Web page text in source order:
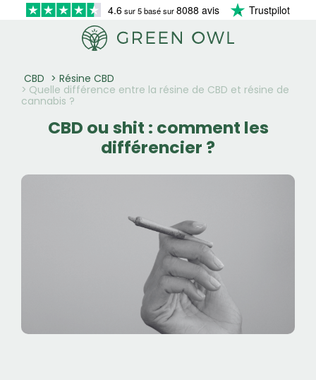
4.6sur 5 basé sur8088 avis Trustpilot
CBD
Résine CBD
Quelle différence entre la résine de CBD et résine de
cannabis ?
CBD ou shit : comment les
différencier ?